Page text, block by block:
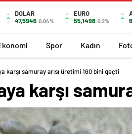
DOLAR
47,5946 0.04%
EURO
55,1498 0.2%
Spor Kadın
karşı samuray arısı üretimi 160 bini geçti
karşı